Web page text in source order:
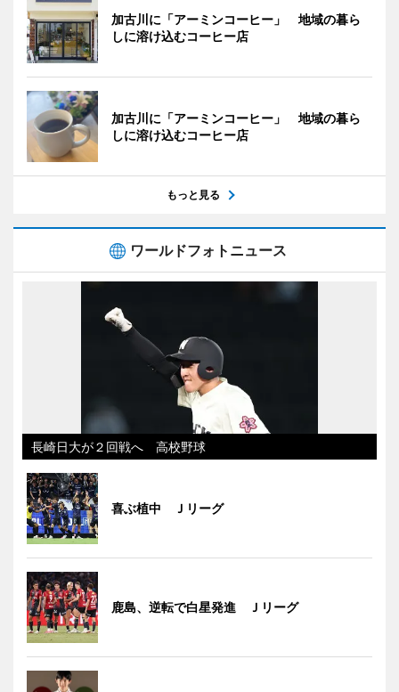
加古川に「アーミンコーヒー」 地域の暮ら
しに溶け込むコーヒー店
加古川に「アーミンコーヒー」 地域の暮ら
しに溶け込むコーヒー店
もっと見る
ワールドフォトニュース
長崎日大が２回戦へ 高校野球
喜ぶ植中 Ｊリーグ
鹿島、逆転で白星発進 Ｊリーグ